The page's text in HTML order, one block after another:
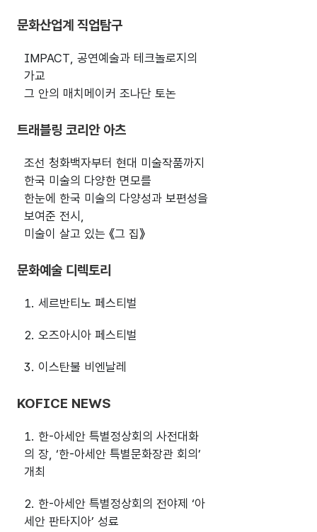
문화산업계 직업탐구
IMPACT, 공연예술과 테크놀로지의
가교
그 안의 매치메이커 조나단 토논
트래블링 코리안 아츠
조선 청화백자부터 현대 미술작품까지
한국 미술의 다양한 면모를
한눈에 한국 미술의 다양성과 보편성을
보여준 전시,
미술이 살고 있는 《그 집》
문화예술 디렉토리
1. 세르반티노 페스티벌
2. 오즈아시아 페스티벌
3. 이스탄불 비엔날레
KOFICE NEWS
1. 한-아세안 특별정상회의 사전대화
의 장, ‘한-아세안 특별문화장관 회의’
개최
2. 한-아세안 특별정상회의 전야제 ‘아
세안 판타지아’ 성료